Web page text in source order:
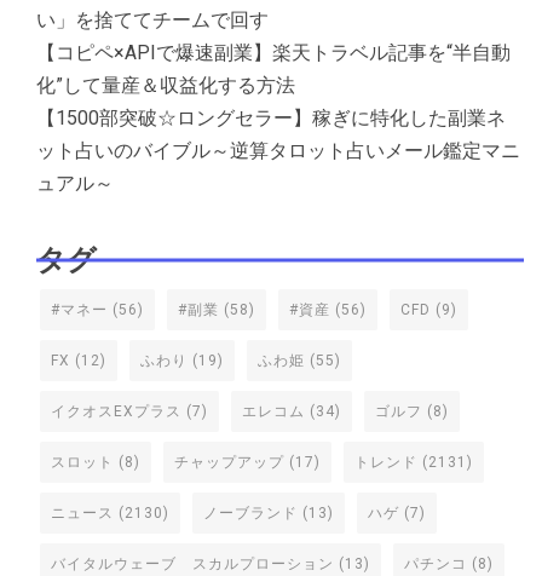
い」を捨ててチームで回す
【コピペ×APIで爆速副業】楽天トラベル記事を“半自動
化”して量産＆収益化する方法
【1500部突破☆ロングセラー】稼ぎに特化した副業ネ
ット占いのバイブル～逆算タロット占いメール鑑定マニ
ュアル～
タグ
#マネー (56) #副業 (58) #資産 (56) CFD (9)
FX (12) ふわり (19) ふわ姫 (55)
イクオスEXプラス (7) エレコム (34) ゴルフ (8)
スロット (8) チャップアップ (17) トレンド (2131)
ニュース (2130) ノーブランド (13) ハゲ (7)
バイタルウェーブ スカルプローション (13) パチンコ (8)